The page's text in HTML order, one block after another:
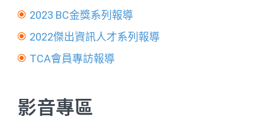
2023 BC金獎系列報導
2022傑出資訊人才系列報導
TCA會員專訪報導
影音專區